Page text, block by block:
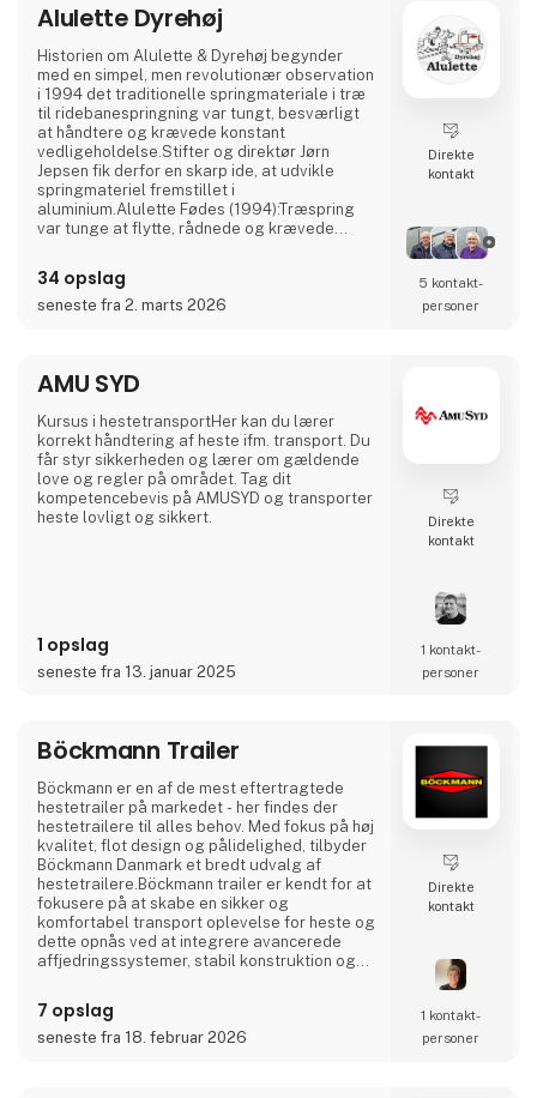
Alulette Dyrehøj
Historien om Alulette & Dyrehøj begynder
med en simpel, men revolutionær observation
i 1994 det traditionelle springmateriale i træ
til ridebanespringning var tungt, besværligt
at håndtere og krævede konstant
vedligeholdelse.Stifter og direktør Jørn
Jepsen fik derfor en skarp ide, at udvikle
springmateriel fremstillet i
aluminium.Alulette Fødes (1994):Træspring
var tunge at flytte, rådnede og krævede
robust nok til at modstå stød.Dette
innovative, lette springmateriale gjorde det
34 opslag
seneste fra 2. marts 2026
Direkte
kontakt
5 kontakt­
personer
AMU SYD
Kursus i hestetransportHer kan du lærer
korrekt håndtering af heste ifm. transport. Du
får styr sikkerheden og lærer om gældende
love og regler på området. Tag dit
kompetencebevis på AMUSYD og transporter
heste lovligt og sikkert.
1 opslag
seneste fra 13. januar 2025
Direkte
kontakt
1 kontakt­
personer
Böckmann Trailer
Böckmann er en af de mest eftertragtede
hestetrailer på markedet - her findes der
hestetrailere til alles behov. Med fokus på høj
kvalitet, flot design og pålidelighed, tilbyder
Böckmann Danmark et bredt udvalg af
hestetrailere.Böckmann trailer er kendt for at
fokusere på at skabe en sikker og
komfortabel transport oplevelse for heste og
dette opnås ved at integrere avancerede
affjedringssystemer, stabil konstruktion og
erfaring yder til en bedre forståelse for de
unikke behov og krav i en ny hestetrailer, så vi
7 opslag
seneste fra 18. februar 2026
Direkte
kontakt
1 kontakt­
personer